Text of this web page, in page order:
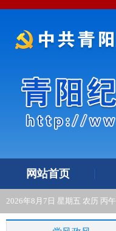
网站首页
2026年8月7日 星期五 农历 丙